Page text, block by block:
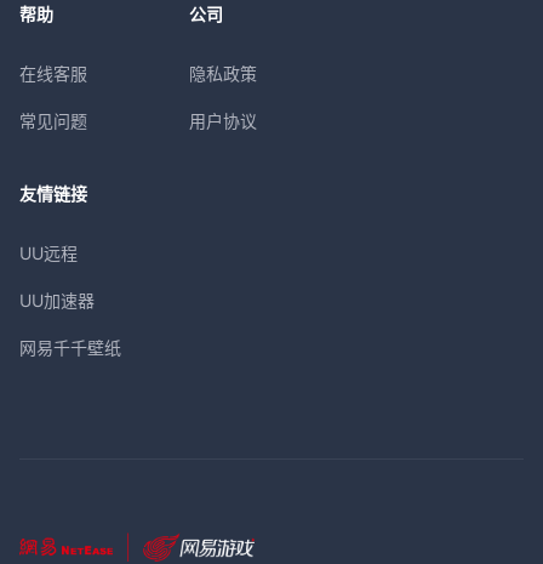
帮助
在线客服
常见问题
公司
隐私政策
用户协议
友情链接
UU远程
UU加速器
网易千千壁纸